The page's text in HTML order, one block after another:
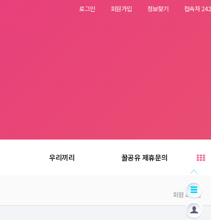
로그인 회원가입 정보찾기 접속자 242
우리끼리 꿀공유 제휴문의
회원 로그인